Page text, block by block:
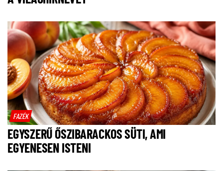
FAZÉK
EGYSZERŰ ŐSZIBARACKOS SÜTI, AMI
EGYENESEN ISTENI